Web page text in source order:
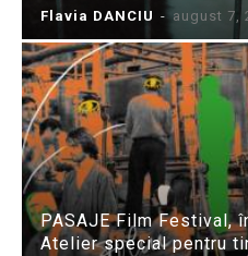
Flavia DANCIU - august 7,
PASAJE Film Festival,
Atelier special pentru